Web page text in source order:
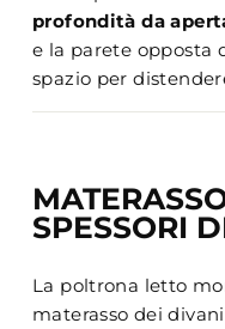
profondità da
e la parete opposta
spazio per
SPESSORI
La poltrona letto
materasso dei